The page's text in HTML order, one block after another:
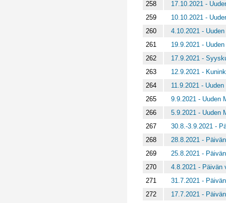
258
17.10.2021 -
259
10.10.2021 -
260
4.10.2021 -
261
19.9.2021 -
262
17.9.2021 -
263
12.9.2021 -
264
11.9.2021 -
265
9.9.2021 - Uuden
266
5.9.2021 - Uuden
267
30.8.-3.9.2021 -
268
28.8.2021 -
269
25.8.2021 -
270
4.8.2021 - Päivän
271
31.7.2021 -
272
17.7.2021 -